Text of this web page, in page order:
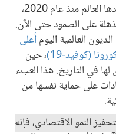
على الرغم من سلسلة الأزمات التي شهدها العالم منذ عام 2020،
على الصمود حتى الآن.
العالمية اليوم أعلى
(كوفيد-19)
، حين
في التاريخ. هذا العبء
على حماية نفسها من
النمو الاقتصادي، فإنه